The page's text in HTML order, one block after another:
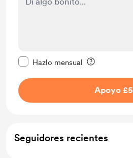
Hazlo mensual
Apoyo £5
Seguidores recientes